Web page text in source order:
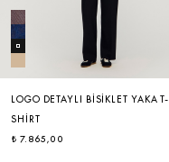
LOGO DETAYLI BISIKLET YAKA T-
SHIRT
₺ 7.865,00